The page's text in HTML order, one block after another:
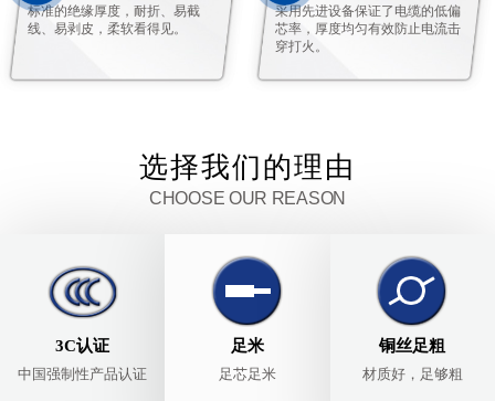
标准的绝缘厚度，耐折、易截
线、易剥皮，柔软看得见。
采用先进设备保证了电缆的低偏
芯率，厚度均匀有效防止电流击
穿打火。
选择我们的理由
CHOOSE OUR REASON
3C认证
中国强制性产品认证
足米
足芯足米
铜丝足粗
材质好，足够粗